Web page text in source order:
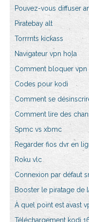
Pouvez-vous diffuser
Piratebay alt
Torrrnts kickass
Navigateur vpn hola
Comment bloquer vpn
Codes pour kodi
Comment se
Comment lire des
Spmc vs xbmc
Regarder fios dvr en
Roku vlc
Connexion par défaut
Booster le piratage de
À quel point est avast
Téléchargement kodi